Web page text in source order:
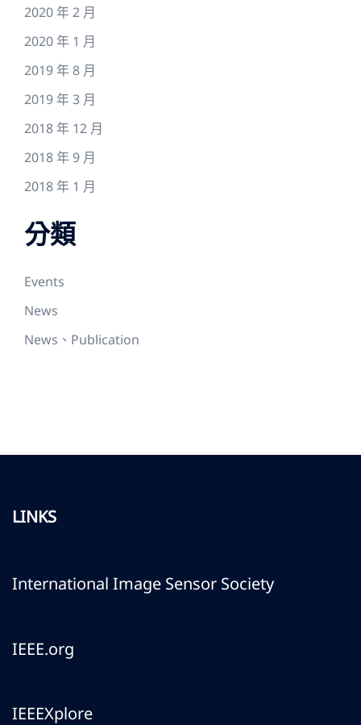
2020 年 2 月
2020 年 1 月
2019 年 8 月
2019 年 3 月
2018 年 12 月
2018 年 9 月
2018 年 1 月
分類
Events
News
News、Publication
LINKS
International Image Sensor Society
IEEE.org
IEEEXplore